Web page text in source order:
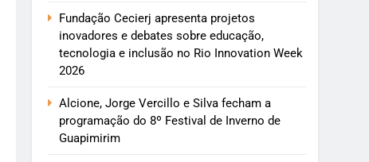
Fundação Cecierj apresenta projetos
inovadores e debates sobre educação,
tecnologia e inclusão no Rio Innovation Week
2026
Alcione, Jorge Vercillo e Silva fecham a
programação do 8º Festival de Inverno de
Guapimirim